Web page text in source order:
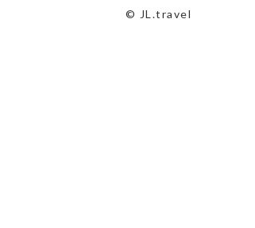
© JL.travel